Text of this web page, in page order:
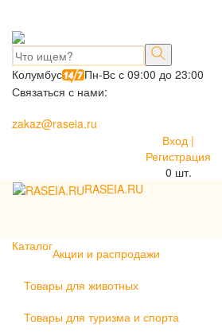
Колумбус
Пн-Вс с 09:00 до 23:00
Связаться с нами:
zakaz@raseia.ru
Вход |
Регистрация
0 шт.
RASEIA.RU
КаталогАкции и распродажи
Товары для животных
Товары для туризма и спорта